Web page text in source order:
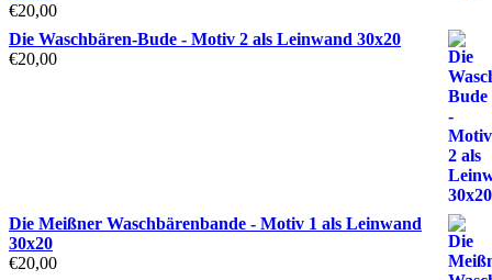
€20,00
Die Waschbären-Bude - Motiv 2 als Leinwand 30x20
€20,00
Die Meißner Waschbärenbande - Motiv 1 als Leinwand
30x20
€20,00